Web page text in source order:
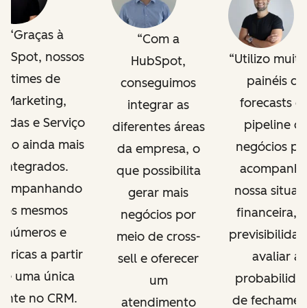
Graças à
nossos
times de
Marketing,
e Serviço
ainda mais
integrados.
os mesmos
números e
a partir
uma única
no CRM.
Com a
HubSpot,
conseguimos
integrar as
diferentes áreas
da empresa, o
que possibilita
gerar mais
negócios por
meio de cross-
sell e oferecer
um
atendimento
Utilizo
painéis de
forecasts e
pipeline
negócios
nossa
financeira,
avaliar a
de